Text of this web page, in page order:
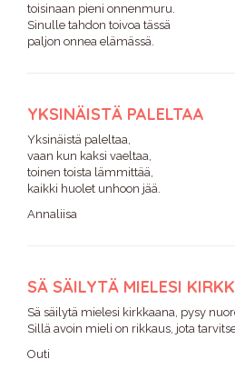
toisinaan pieni onnenmuru.
Sinulle tahdon toivoa tässä
paljon onnea elämässä.
YKSINÄISTÄ PALELTAA
Yksinäistä paleltaa,
vaan kun kaksi vaeltaa,
toinen toista lämmittää,
kaikki huolet unhoon jää.
Annaliisa
SÄ SÄILYTÄ MIELESI
Sä säilytä mielesi kirkkaana, pysy
Sillä avoin mieli on rikkaus, jota
Outi